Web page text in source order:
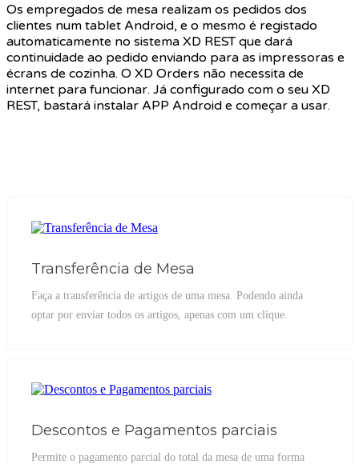
Os empregados de mesa realizam os pedidos dos
clientes num tablet Android, e o mesmo é registado
automaticamente no sistema XD REST que dará
continuidade ao pedido enviando para as impressoras e
écrans de cozinha. O XD Orders não necessita de
internet para funcionar. Já configurado com o seu XD
REST, bastará instalar APP Android e começar a usar.
Transferência de Mesa
Faça a transferência de artigos de uma mesa. Podendo ainda
optar por enviar todos os artigos, apenas com um clique.
Descontos e Pagamentos parciais
Permite o pagamento parcial do total da mesa de uma forma